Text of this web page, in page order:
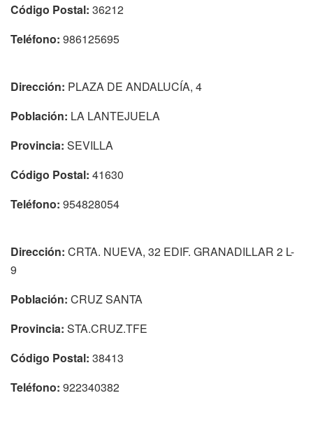
Código Postal: 36212
Teléfono: 986125695
Dirección: PLAZA DE ANDALUCÍA, 4
Población: LA LANTEJUELA
Provincia: SEVILLA
Código Postal: 41630
Teléfono: 954828054
Dirección: CRTA. NUEVA, 32 EDIF. GRANADILLAR 2 L-
9
Población: CRUZ SANTA
Provincia: STA.CRUZ.TFE
Código Postal: 38413
Teléfono: 922340382